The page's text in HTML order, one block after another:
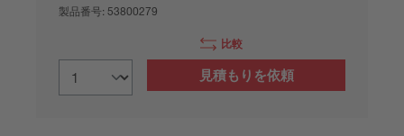
製品番号: 53800279
比較
見積もりを依頼